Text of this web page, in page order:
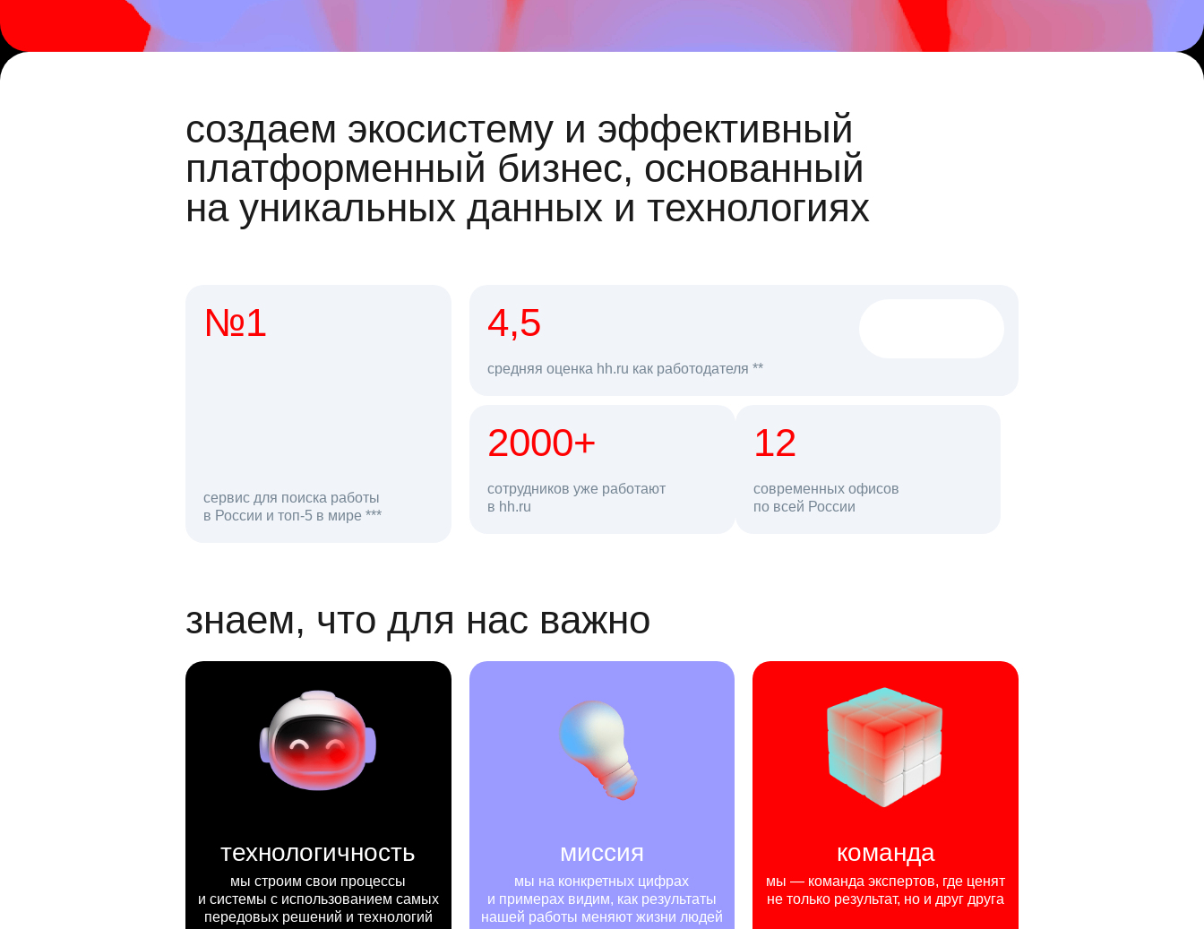
создаем экосистему и эффективный
платформенный бизнес, основанный
на уникальных данных и технологиях
№1
сервис для поиска работы
в России и топ-5 в мире ***
откликов на вакансии
4,5
средняя оценка hh.ru как работодателя **
2000+
сотрудников уже работают
в hh.ru
68 млн 12
современных офисов
по всей Россиипользователей в день
знаем, что для нас важно
технологичность
мы строим свои процессы
и системы с использованием самых
передовых решений и технологий
миссия
мы на конкретных цифрах
и примерах видим, как результаты
нашей работы меняют жизни людей
команда
мы — команда экспертов, где ценят
не только результат, но и друг друга